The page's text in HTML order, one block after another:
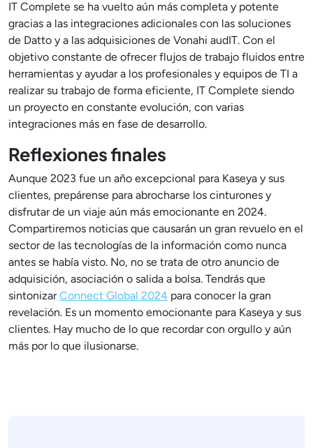
IT Complete se ha vuelto aún más completa y potente
gracias a las integraciones adicionales con las soluciones
de Datto y a las adquisiciones de Vonahi audIT. Con el
objetivo constante de ofrecer flujos de trabajo fluidos entre
herramientas y ayudar a los profesionales y equipos de TI a
realizar su trabajo de forma eficiente, IT Complete siendo
un proyecto en constante evolución, con varias
integraciones más en fase de desarrollo.
Reflexiones finales
Aunque 2023 fue un año excepcional para Kaseya y sus
clientes, prepárense para abrocharse los cinturones y
disfrutar de un viaje aún más emocionante en 2024.
Compartiremos noticias que causarán un gran revuelo en el
sector de las tecnologías de la información como nunca
antes se había visto. No, no se trata de otro anuncio de
adquisición, asociación o salida a bolsa. Tendrás que
sintonizarConnect Global 2024 para conocer la gran
revelación. Es un momento emocionante para Kaseya y sus
clientes. Hay mucho de lo que recordar con orgullo y aún
más por lo que ilusionarse.